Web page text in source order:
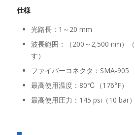
仕様
光路長：1～20 mm
波長範囲：（200～2,500 nm）
す）
ファイバーコネクタ：SMA-905
最高使用温度：80℃（176°F）
最高使用圧力：145 psi（10 bar）